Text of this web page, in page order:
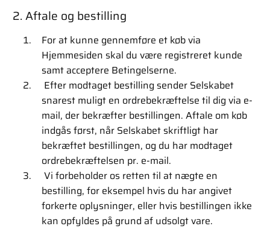
2. Aftale og bestilling
For at kunne gennemføre et køb via
Hjemmesiden skal du være registreret kunde
samt acceptere Betingelserne.
Efter modtaget bestilling sender Selskabet
snarest muligt en ordrebekræftelse til dig via e-
mail, der bekræfter bestillingen. Aftale om køb
indgås først, når Selskabet skriftligt har
bekræftet bestillingen, og du har modtaget
ordrebekræftelsen pr. e-mail.
Vi forbeholder os retten til at nægte en
bestilling, for eksempel hvis du har angivet
forkerte oplysninger, eller hvis bestillingen ikke
kan opfyldes på grund af udsolgt vare.